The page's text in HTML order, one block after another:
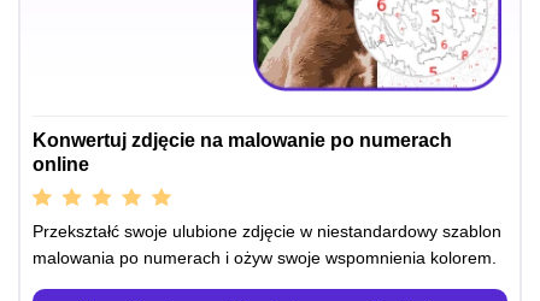
Konwertuj zdjęcie na malowanie po numerach
online
Przekształć swoje ulubione zdjęcie w niestandardowy szablon
malowania po numerach i ożyw swoje wspomnienia kolorem.